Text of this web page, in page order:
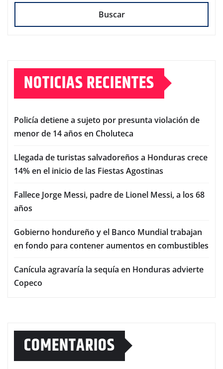
Buscar
NOTICIAS RECIENTES
Policía detiene a sujeto por presunta violación de
menor de 14 años en Choluteca
Llegada de turistas salvadoreños a Honduras crece
14% en el inicio de las Fiestas Agostinas
Fallece Jorge Messi, padre de Lionel Messi, a los 68
años
Gobierno hondureño y el Banco Mundial trabajan
en fondo para contener aumentos en combustibles
Canícula agravaría la sequía en Honduras advierte
Copeco
COMENTARIOS